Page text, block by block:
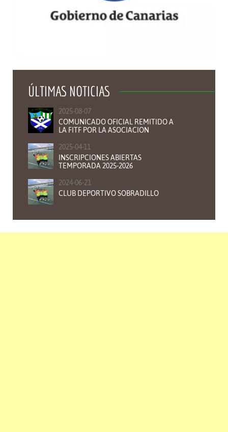
ÚLTIMAS NOTICIAS
2025-08-07
COMUNICADO OFICIAL REMITIDO A
LA FITF POR LA ASOCIACION
2025-04-11
INSCRIPCIONES ABIERTAS
TEMPORADA 2025-2026
2024-06-21
CLUB DEPORTIVO SOBRADILLO